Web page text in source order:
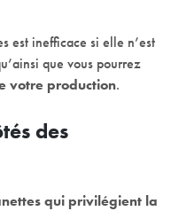
est inefficace si elle n’est
que vous pourrez
votre production.
des
qui privilégient la